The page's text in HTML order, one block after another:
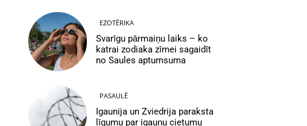
EZOTĒRIKA
Svarīgu pārmaiņu laiks – ko
katrai zodiaka zīmei sagaidīt
no Saules aptumsuma
PASAULĒ
Igaunija un Zviedrija paraksta
līgumu par igauņu cietumu